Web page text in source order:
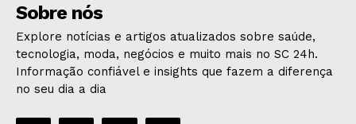
Sobre nós
Explore notícias e artigos atualizados sobre saúde,
tecnologia, moda, negócios e muito mais no SC 24h.
Informação confiável e insights que fazem a diferença
no seu dia a dia